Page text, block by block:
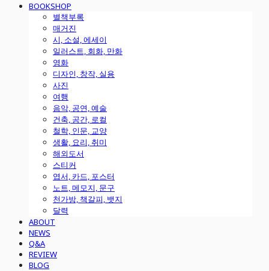
BOOKSHOP
별책부록
매거진
시, 소설, 에세이
일러스트, 회화, 만화
영화
디자인, 창작, 실용
사진
여행
음악, 공연, 예술
건축, 공간, 로컬
철학, 인문, 교양
생활, 요리, 취미
해외도서
스티커
엽서, 카드, 포스터
노트, 메모지, 문구
천가방, 책갈피, 뱃지
달력
ABOUT
NEWS
Q&A
REVIEW
BLOG